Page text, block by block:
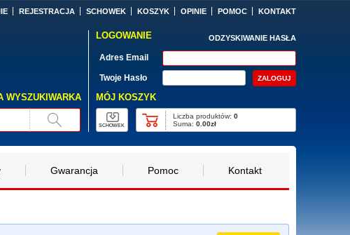
REJESTRACJA SCHOWEK KOSZYK OPINIE POMOC KONTAKT
WYSZUKIWARKA
LOGOWANIE ODZYSKIWANIE HASŁA
Adres Email
Twoje Hasło
MÓJ KOSZYK
SCHOWEK
Liczba produktów:0
Suma:0.00zł
Gwarancja Pomoc Kontakt